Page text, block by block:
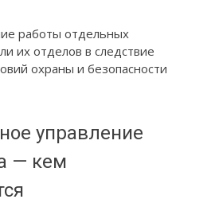
работы отдельных
их отделов в следствие
охраны и безопасности
управление
— кем